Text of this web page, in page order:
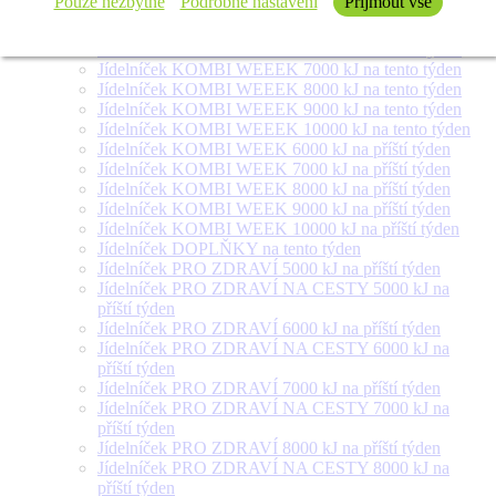
týden
Jídelníček KOMBI WEEEK 7000 kJ na tento týden
Jídelníček KOMBI WEEEK 8000 kJ na tento týden
Jídelníček KOMBI WEEEK 9000 kJ na tento týden
Jídelníček KOMBI WEEEK 10000 kJ na tento týden
Jídelníček KOMBI WEEK 6000 kJ na příští týden
Jídelníček KOMBI WEEK 7000 kJ na příští týden
Jídelníček KOMBI WEEK 8000 kJ na příští týden
Jídelníček KOMBI WEEK 9000 kJ na příští týden
Jídelníček KOMBI WEEK 10000 kJ na příští týden
Jídelníček DOPLŇKY na tento týden
Jídelníček PRO ZDRAVÍ 5000 kJ na příští týden
Jídelníček PRO ZDRAVÍ NA CESTY 5000 kJ na
příští týden
Jídelníček PRO ZDRAVÍ 6000 kJ na příští týden
Jídelníček PRO ZDRAVÍ NA CESTY 6000 kJ na
příští týden
Jídelníček PRO ZDRAVÍ 7000 kJ na příští týden
Jídelníček PRO ZDRAVÍ NA CESTY 7000 kJ na
příští týden
Jídelníček PRO ZDRAVÍ 8000 kJ na příští týden
Jídelníček PRO ZDRAVÍ NA CESTY 8000 kJ na
příští týden